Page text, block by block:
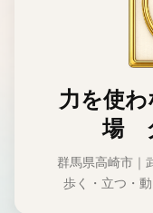
力を使
場
群馬県高崎市｜
歩く・立つ・